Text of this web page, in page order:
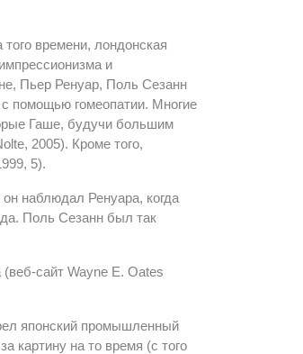
времени, лондонская
и
Пьер Ренуар, Поль Сезанн
помощью гомеопатии. Многие
Гаше, будучи большим
2005). Кроме того,
5).
наблюдал Ренуара, когда
Поль Сезанн был так
сайт Wayne E. Oates
японский промышленный
картину на то время (с того